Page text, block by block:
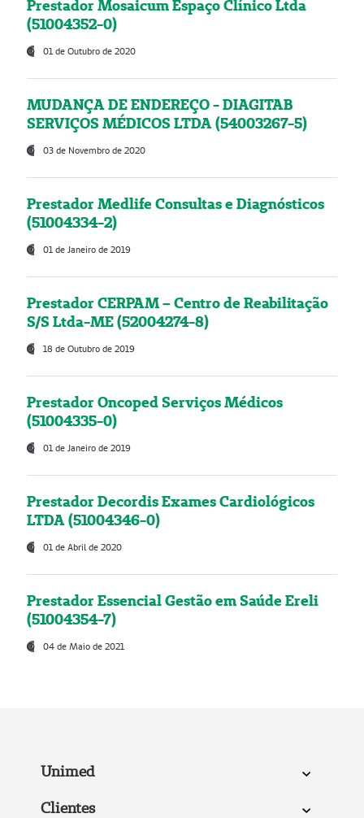
Prestador Mosaicum Espaço Clínico Ltda
(51004352-0)
01 de Outubro de 2020
MUDANÇA DE ENDEREÇO - DIAGITAB
SERVIÇOS MÉDICOS LTDA (54003267-5)
03 de Novembro de 2020
Prestador Medlife Consultas e Diagnósticos
(51004334-2)
01 de Janeiro de 2019
Prestador CERPAM – Centro de Reabilitação
S/S Ltda-ME (52004274-8)
18 de Outubro de 2019
Prestador Oncoped Serviços Médicos
(51004335-0)
01 de Janeiro de 2019
Prestador Decordis Exames Cardiológicos
LTDA (51004346-0)
01 de Abril de 2020
Prestador Essencial Gestão em Saúde Ereli
(51004354-7)
04 de Maio de 2021
Unimed
Clientes